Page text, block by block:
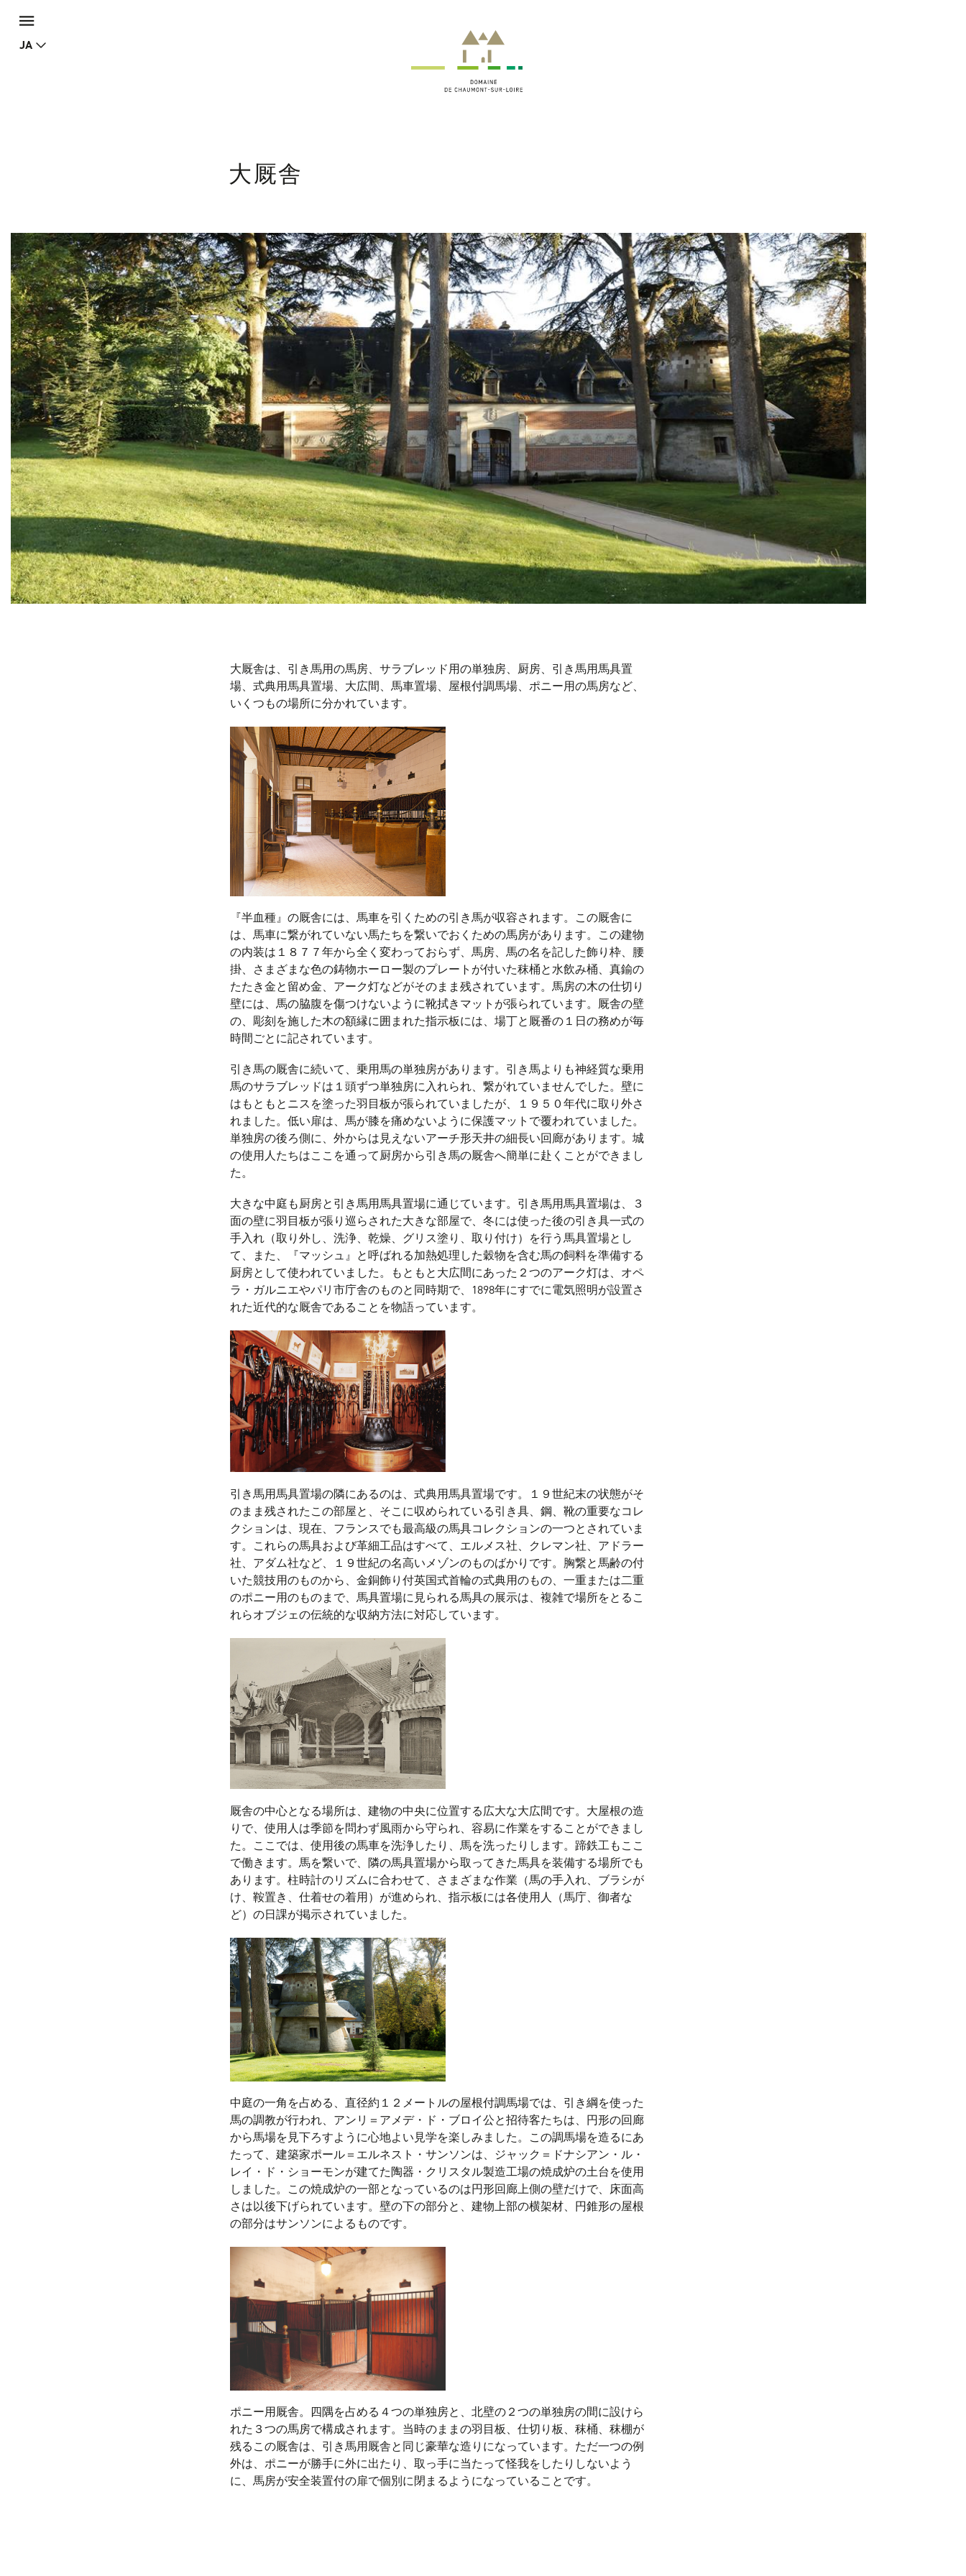
JA
大厩舎
大厩舎は、引き馬用の馬房、サラブレッド用の単独房、厨房、引き馬用馬具置
場、式典用馬具置場、大広間、馬車置場、屋根付調馬場、ポニー用の馬房など、
いくつもの場所に分かれています。
『半血種』の厩舎には、馬車を引くための引き馬が収容されます。この厩舎に
は、馬車に繋がれていない馬たちを繋いでおくための馬房があります。この建物
の内装は１８７７年から全く変わっておらず、馬房、馬の名を記した飾り枠、腰
掛、さまざまな色の鋳物ホーロー製のプレートが付いた秣桶と水飲み桶、真鍮の
たたき金と留め金、アーク灯などがそのまま残されています。馬房の木の仕切り
壁には、馬の脇腹を傷つけないように靴拭きマットが張られています。厩舎の壁
の、彫刻を施した木の額縁に囲まれた指示板には、場丁と厩番の１日の務めが毎
時間ごとに記されています。
引き馬の厩舎に続いて、乗用馬の単独房があります。引き馬よりも神経質な乗用
馬のサラブレッドは１頭ずつ単独房に入れられ、繋がれていませんでした。壁に
はもともとニスを塗った羽目板が張られていましたが、１９５０年代に取り外さ
れました。低い扉は、馬が膝を痛めないように保護マットで覆われていました。
単独房の後ろ側に、外からは見えないアーチ形天井の細長い回廊があります。城
の使用人たちはここを通って厨房から引き馬の厩舎へ簡単に赴くことができまし
た。
大きな中庭も厨房と引き馬用馬具置場に通じています。引き馬用馬具置場は、３
面の壁に羽目板が張り巡らされた大きな部屋で、冬には使った後の引き具一式の
手入れ（取り外し、洗浄、乾燥、グリス塗り、取り付け）を行う馬具置場とし
て、また、『マッシュ』と呼ばれる加熱処理した穀物を含む馬の飼料を準備する
厨房として使われていました。もともと大広間にあった２つのアーク灯は、オペ
ラ・ガルニエやパリ市庁舎のものと同時期で、1898年にすでに電気照明が設置さ
れた近代的な厩舎であることを物語っています。
引き馬用馬具置場の隣にあるのは、式典用馬具置場です。１９世紀末の状態がそ
のまま残されたこの部屋と、そこに収められている引き具、鋼、靴の重要なコレ
クションは、現在、フランスでも最高級の馬具コレクションの一つとされていま
す。これらの馬具および革細工品はすべて、エルメス社、クレマン社、アドラー
社、アダム社など、１９世紀の名高いメゾンのものばかりです。胸繋と馬齢の付
いた競技用のものから、金銅飾り付英国式首輪の式典用のもの、一重または二重
のポニー用のものまで、馬具置場に見られる馬具の展示は、複雑で場所をとるこ
れらオブジェの伝統的な収納方法に対応しています。
厩舎の中心となる場所は、建物の中央に位置する広大な大広間です。大屋根の造
りで、使用人は季節を問わず風雨から守られ、容易に作業をすることができまし
た。ここでは、使用後の馬車を洗浄したり、馬を洗ったりします。蹄鉄工もここ
で働きます。馬を繋いで、隣の馬具置場から取ってきた馬具を装備する場所でも
あります。柱時計のリズムに合わせて、さまざまな作業（馬の手入れ、ブラシが
け、鞍置き、仕着せの着用）が進められ、指示板には各使用人（馬庁、御者な
ど）の日課が掲示されていました。
中庭の一角を占める、直径約１２メートルの屋根付調馬場では、引き綱を使った
馬の調教が行われ、アンリ＝アメデ・ド・ブロイ公と招待客たちは、円形の回廊
から馬場を見下ろすように心地よい見学を楽しみました。この調馬場を造るにあ
たって、建築家ポール＝エルネスト・サンソンは、ジャック＝ドナシアン・ル・
レイ・ド・ショーモンが建てた陶器・クリスタル製造工場の焼成炉の土台を使用
しました。この焼成炉の一部となっているのは円形回廊上側の壁だけで、床面高
さは以後下げられています。壁の下の部分と、建物上部の横架材、円錐形の屋根
の部分はサンソンによるものです。
ポニー用厩舎。四隅を占める４つの単独房と、北壁の２つの単独房の間に設けら
れた３つの馬房で構成されます。当時のままの羽目板、仕切り板、秣桶、秣棚が
残るこの厩舎は、引き馬用厩舎と同じ豪華な造りになっています。ただ一つの例
外は、ポニーが勝手に外に出たり、取っ手に当たって怪我をしたりしないよう
に、馬房が安全装置付の扉で個別に閉まるようになっていることです。